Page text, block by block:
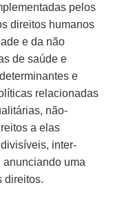
pelos
direitos humanos
e da não
de saúde e
e
relacionadas
não-
a elas
inter-
uma
direitos.